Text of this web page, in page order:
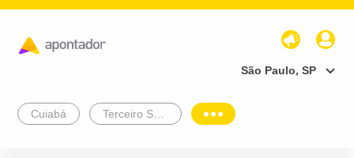
São Paulo, SP
Cuiabá